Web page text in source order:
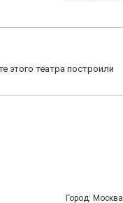
этого театра построили
Город: Москва